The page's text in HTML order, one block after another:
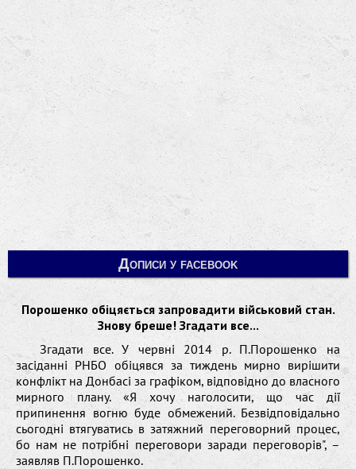
Дописи у facebook
Порошенко обіцяється запровадити військовий стан.
Знову бреше! Згадати все...
Згадати все. У червні 2014 р. П.Порошенко на
засіданні РНБО обіцявся за тиждень мирно вирішити
конфлікт на Донбасі за графіком, відповідно до власного
мирного плану. «Я хочу наголосити, що час дії
припинення вогню буде обмежений. Безвідповідально
сьогодні втягуватись в затяжний переговорний процес,
бо нам не потрібні переговори заради переговорів", –
заявляв П.Порошенко.